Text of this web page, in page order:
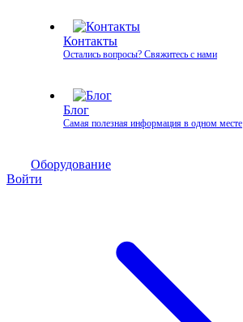
Контакты
Остались вопросы? Свяжитесь с нами
Блог
Самая полезная информация в одном месте
Оборудование
Войти